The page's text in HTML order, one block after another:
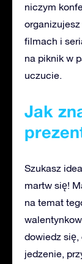
niczym
filmach i
na piknik w
uczucie.
Jak
Szukasz
martw się!
na temat
dowiedz się,
jedzenie,